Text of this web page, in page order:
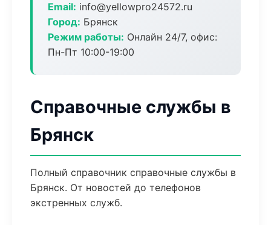
Email: info@yellowpro24572.ru
Город: Брянск
Режим работы: Онлайн 24/7, офис:
Пн-Пт 10:00-19:00
Справочные службы в
Брянск
Полный справочник справочные службы в
Брянск. От новостей до телефонов
экстренных служб.